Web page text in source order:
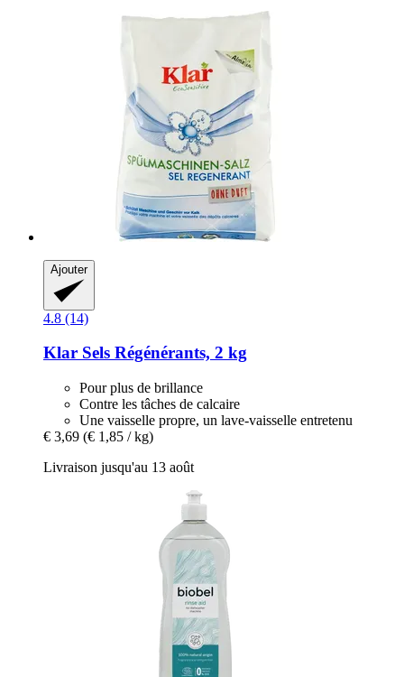
Ajouter
4.8 (14)
Klar Sels Régénérants, 2 kg
Pour plus de brillance
Contre les tâches de calcaire
Une vaisselle propre, un lave-vaisselle entretenu
€ 3,69 (€ 1,85 / kg)
Livraison jusqu'au 13 août